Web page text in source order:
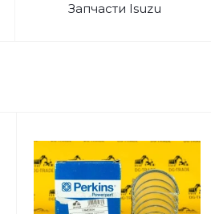
Запчасти Isuzu